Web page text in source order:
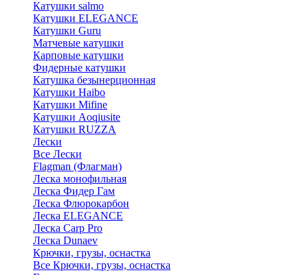
Катушки salmo
Катушки ELEGANCE
Катушки Guru
Матчевые катушки
Карповые катушки
Фидерные катушки
Катушка безынерционная
Катушки Haibo
Катушки Mifine
Катушки Aoqiusite
Катушки RUZZA
Лески
Все Лески
Flagman (Флагман)
Леска монофильная
Леска Фидер Гам
Леска Флюрокарбон
Леска ELEGANCE
Леска Carp Pro
Леска Dunaev
Крючки, грузы, оснастка
Все Крючки, грузы, оснастка